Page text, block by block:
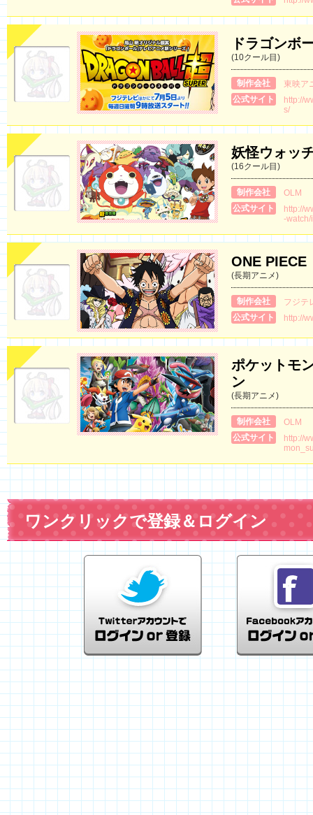
ドラゴンボ
(10クール目)
制作会社
東映ア
公式サイト
http://
s/
妖怪ウォッ
(16クール目)
制作会社
OLM
公式サイト
http://
-
ONE PIECE
(長期アニメ)
制作会社
フジテ
公式サイト
http://
ポケットモ
ン
(長期アニメ)
制作会社
OLM
公式サイト
http://
ワンクリックで登録＆ログイン